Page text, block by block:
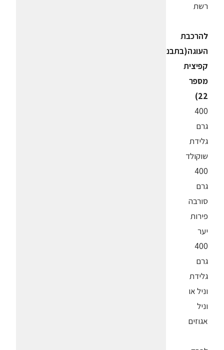
רשת
להרכבת
העוגה(בתבנית
קפיצית
מספר
22)
400
גרם
גלידת
שוקולד
400
גרם
סורבה
פירות
יער
400
גרם
גלידת
וניל או
וניל
אגוזים